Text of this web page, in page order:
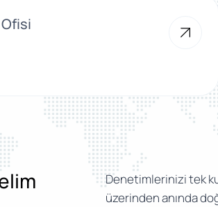
Denetimlerinizi tek
üzerinden anında